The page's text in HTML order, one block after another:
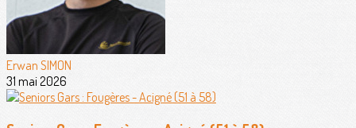
Erwan SIMON
31 mai 2026